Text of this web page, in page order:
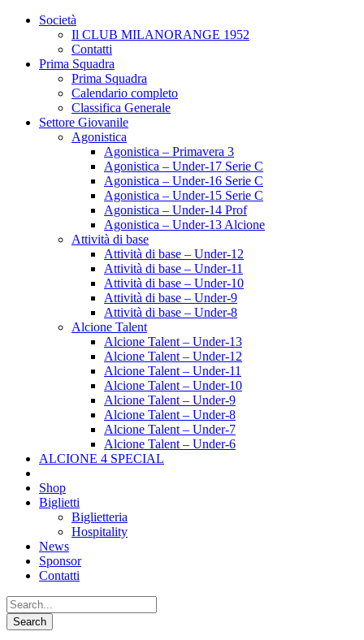
Società
Il CLUB MILANORANGE 1952
Contatti
Prima Squadra
Prima Squadra
Calendario completo
Classifica Generale
Settore Giovanile
Agonistica
Agonistica – Primavera 3
Agonistica – Under-17 Serie C
Agonistica – Under-16 Serie C
Agonistica – Under-15 Serie C
Agonistica – Under-14 Prof
Agonistica – Under-13 Alcione
Attività di base
Attività di base – Under-12
Attività di base – Under-11
Attività di base – Under-10
Attività di base – Under-9
Attività di base – Under-8
Alcione Talent
Alcione Talent – Under-13
Alcione Talent – Under-12
Alcione Talent – Under-11
Alcione Talent – Under-10
Alcione Talent – Under-9
Alcione Talent – Under-8
Alcione Talent – Under-7
Alcione Talent – Under-6
ALCIONE 4 SPECIAL
Shop
Biglietti
Biglietteria
Hospitality
News
Sponsor
Contatti